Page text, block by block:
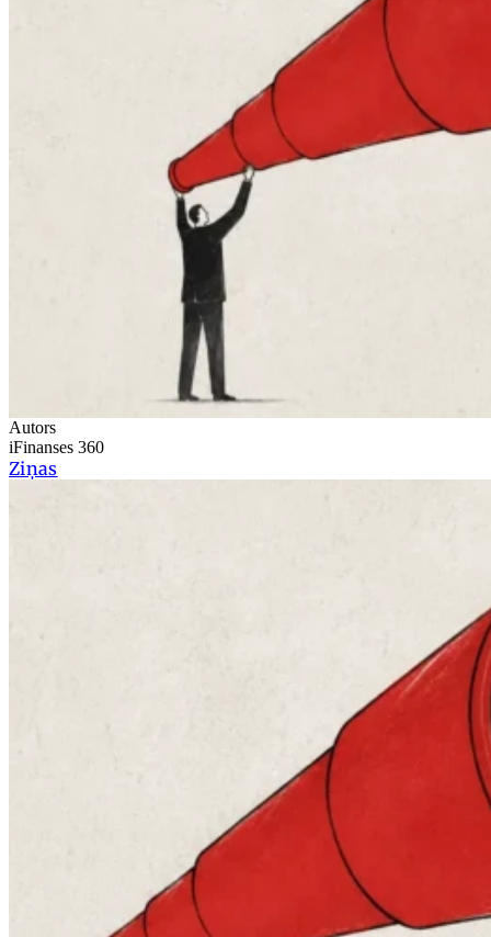
Autors
iFinanses 360
Ziņas